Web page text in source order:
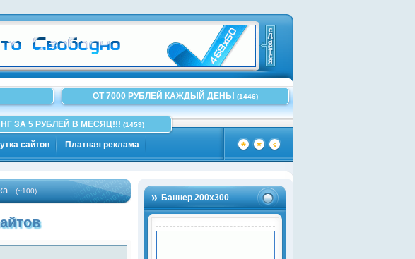
ОТ 7000 РУБЛЕЙ КАЖДЫЙ ДЕНЬ! (1446)
ЗА 5 РУБЛЕЙ В МЕСЯЦ!!! (1459)
сайтов Платная реклама
Баннер 200х300